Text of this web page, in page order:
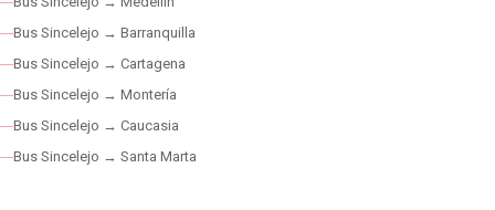
Bus Sincelejo → Barranquilla
Bus Sincelejo → Cartagena
Bus Sincelejo → Montería
Bus Sincelejo → Caucasia
Bus Sincelejo → Santa Marta